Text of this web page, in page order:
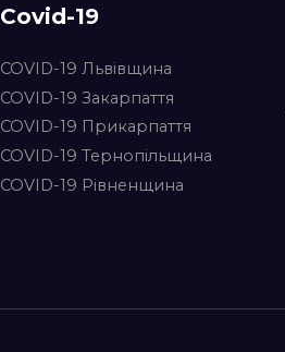
Covid-19
COVID-19 Львівщина
COVID-19 Закарпаття
COVID-19 Прикарпаття
COVID-19 Тернопільщина
COVID-19 Рівненщина